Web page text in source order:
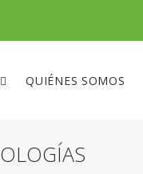
QUIÉNES SOMOS